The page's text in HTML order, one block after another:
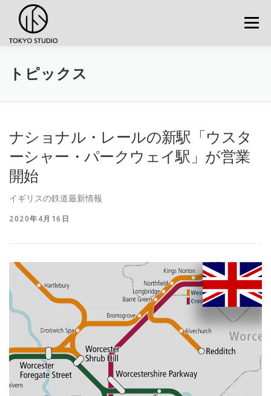
コンテンツへスキップ
メニュ
トピックス
ナショナル・レールの新駅「ウスタ
ーシャー・パークウェイ駅」が営業
開始
イギリスの鉄道最新情報
2020年4月16日